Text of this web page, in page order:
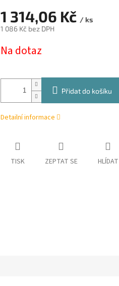
1 314,06 Kč / ks
1 086 Kč bez DPH
cena:
Na dotaz
Přidat do košíku
Detailní informace
TISK ZEPTAT SE HLÍDAT